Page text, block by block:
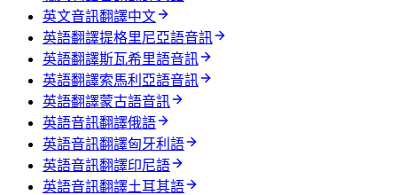
英文音訊翻譯中文
英語翻譯提格里尼亞語音訊
英語翻譯斯瓦希里語音訊
英語翻譯索馬利亞語音訊
英語翻譯蒙古語音訊
英語音訊翻譯俄語
英語音訊翻譯匈牙利語
英語音訊翻譯印尼語
英語音訊翻譯土耳其語